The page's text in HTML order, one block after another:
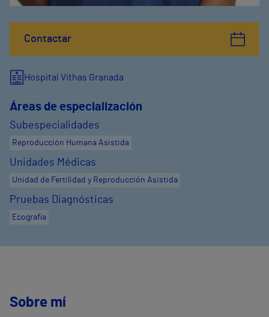
Contactar
Hospital Vithas Granada
Áreas de especialización
Subespecialidades
Reproducción Humana Asistida
Unidades Médicas
Unidad de Fertilidad y Reproducción Asistida
Pruebas Diagnósticas
Ecografía
Sobre mí